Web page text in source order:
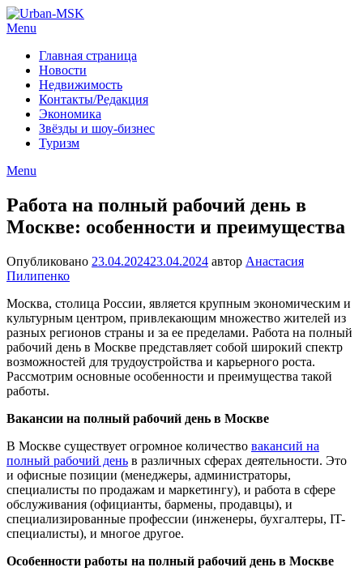
Menu
Главная страница
Новости
Недвижимость
Контакты/Редакция
Экономика
Звёзды и шоу-бизнес
Туризм
Menu
Работа на полный рабочий день в
Москве: особенности и преимущества
Опубликовано 23.04.202423.04.2024 автор Анастасия
Пилипенко
Москва, столица России, является крупным экономическим и
культурным центром, привлекающим множество жителей из
разных регионов страны и за ее пределами. Работа на полный
рабочий день в Москве представляет собой широкий спектр
возможностей для трудоустройства и карьерного роста.
Рассмотрим основные особенности и преимущества такой
работы.
Вакансии на полный рабочий день в Москве
В Москве существует огромное количество вакансий на
полный рабочий день в различных сферах деятельности. Это
и офисные позиции (менеджеры, администраторы,
специалисты по продажам и маркетингу), и работа в сфере
обслуживания (официанты, бармены, продавцы), и
специализированные профессии (инженеры, бухгалтеры, IT-
специалисты), и многое другое.
Особенности работы на полный рабочий день в Москве